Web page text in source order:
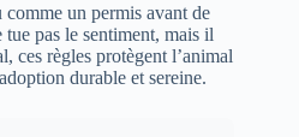
un permis avant de
pas le sentiment, mais il
ces règles protègent l’animal
durable et sereine.